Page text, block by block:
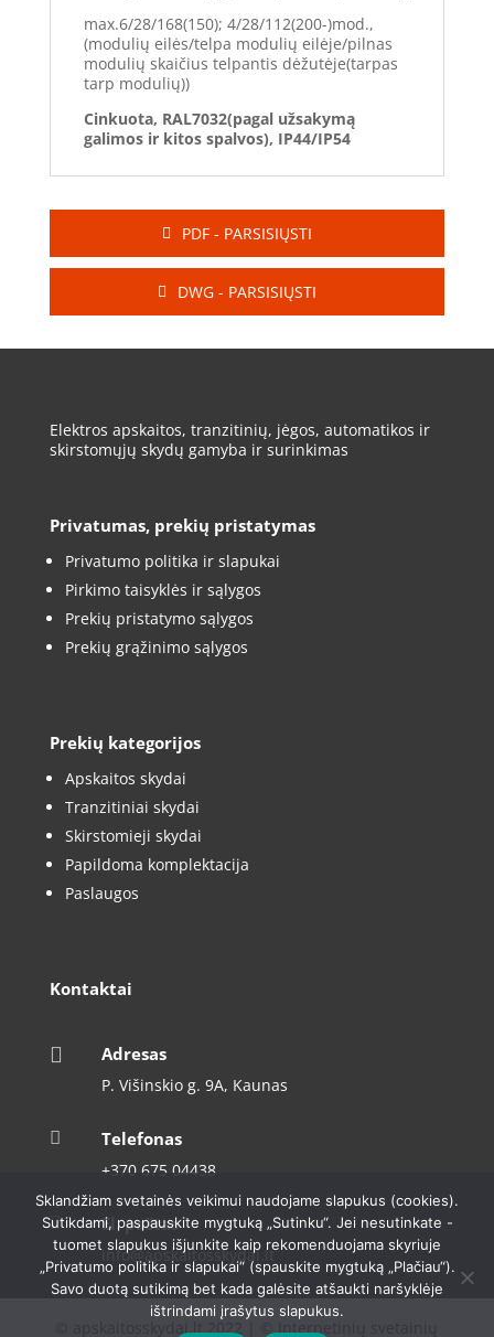
max.6/28/168(150); 4/28/112(200-)mod.,
(modulių eilės/telpa modulių eilėje/pilnas
modulių skaičius telpantis dėžutėje(tarpas
tarp modulių))
Cinkuota, RAL7032(pagal užsakymą
galimos ir kitos spalvos), IP44/IP54
PDF - PARSISIŲSTI
DWG - PARSISIŲSTI
Elektros apskaitos, tranzitinių, jėgos, automatikos ir
skirstomųjų skydų gamyba ir surinkimas
Privatumas, prekių pristatymas
Privatumo politika ir slapukai
Pirkimo taisyklės ir sąlygos
Prekių pristatymo sąlygos
Prekių grąžinimo sąlygos
Prekių kategorijos
Apskaitos skydai
Tranzitiniai skydai
Skirstomieji skydai
Papildoma komplektacija
Paslaugos
Kontaktai
 Adresas
P. Višinskio g. 9A, Kaunas
 Telefonas
+370 675 04438
 El. paštas
info@apskaitosskydai.lt
© apskaitosskydai.lt 2022 | © Internetinių svetainių
Sklandžiam svetainės veikimui naudojame slapukus (cookies).
Sutikdami, paspauskite mygtuką „Sutinku“. Jei nesutinkate -
tuomet slapukus išjunkite kaip rekomenduojama skyriuje
„Privatumo politika ir slapukai“ (spauskite mygtuką „Plačiau“).
Savo duotą sutikimą bet kada galėsite atšaukti naršyklėje
ištrindami įrašytus slapukus.